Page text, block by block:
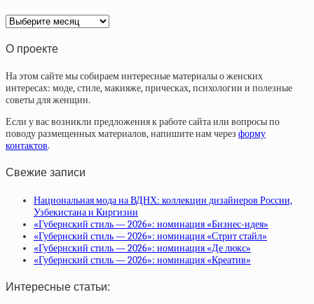
Архив
статей
О проекте
На этом сайте мы собираем интересные материалы о женских
интересах: моде, стиле, макияже, прическах, психологии и полезные
советы для женщин.
Если у вас возникли предложения к работе сайта или вопросы по
поводу размещенных материалов, напишите нам через форму
контактов.
Свежие записи
Национальная мода на ВДНХ: коллекции дизайнеров России,
Узбекистана и Киргизии
«Губернский стиль — 2026»: номинация «Бизнес-идея»
«Губернский стиль — 2026»: номинация «Стрит стайл»
«Губернский стиль — 2026»: номинация «Де люкс»
«Губернский стиль — 2026»: номинация «Креатив»
Интересные статьи: